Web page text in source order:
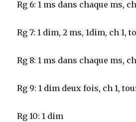
Rg 6: 1 ms dans chaque ms,
Rg 7: 1 dim, 2 ms, 1dim, ch 1,
Rg 8: 1 ms dans chaque ms,
Rg 9: 1 dim deux fois, ch 1,
Rg 10: 1 dim